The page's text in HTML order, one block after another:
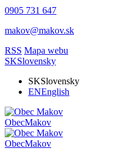
0905 731 647
makov@makov.sk
RSS Mapa webu
SKSlovensky
SKSlovensky
ENEnglish
ObecMakov
ObecMakov